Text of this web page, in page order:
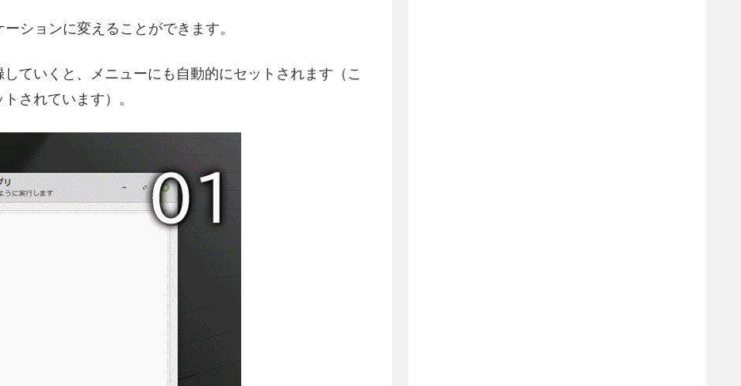
ションに変えることができます。
ていくと、メニューにも自動的にセットされます（こ
されています）。